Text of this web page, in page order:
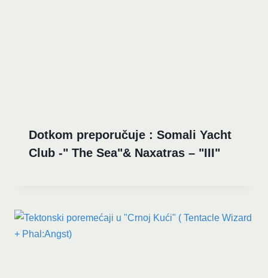
Dotkom preporučuje : Somali Yacht
Club -" The Sea"& Naxatras – "III"